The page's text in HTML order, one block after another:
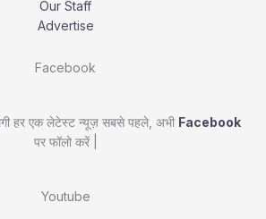
Our Staff
Advertise
Facebook
हर एक लेटेस्ट न्यूज़ सबसे पहले, अभी Facebook
पर फॉलो करें |
Youtube